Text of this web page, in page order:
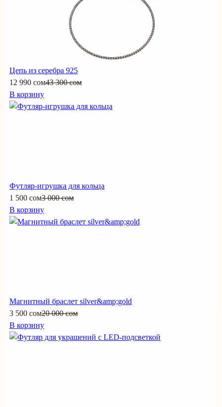
Цепь из серебра 925
12 990 сом43 300 сом
В корзину
Футляр-игрушка для кольца
1 500 сом3 000 сом
В корзину
Магнитный браслет silver&amp;gold
3 500 сом20 000 сом
В корзину